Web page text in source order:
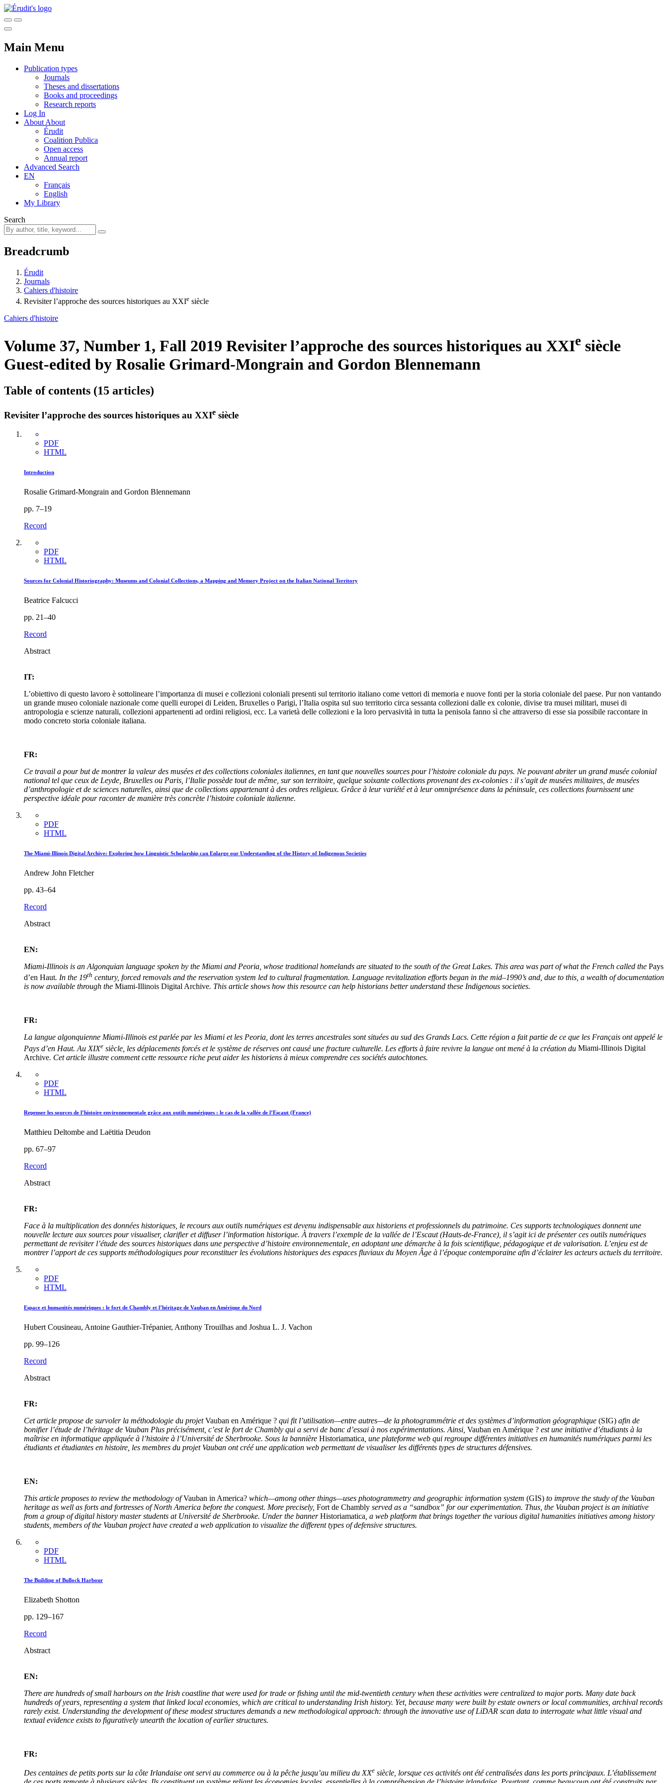
Main Menu
Publication types
Journals
Theses and dissertations
Books and proceedings
Research reports
Log In
About About
Érudit
Coalition Publica
Open access
Annual report
Advanced Search
EN
Français
English
My Library
Search
Breadcrumb
Érudit
Journals
Cahiers d'histoire
Revisiter l’approche des sources historiques au XXIe siècle
Cahiers d'histoire
Volume 37, Number 1, Fall 2019 Revisiter l’approche des sources historiques au XXIe siècle
Guest-edited by Rosalie Grimard-Mongrain and Gordon Blennemann
Table of contents (15 articles)
Revisiter l’approche des sources historiques au XXIe siècle
PDF
HTML
Introduction
Rosalie Grimard-Mongrain and Gordon Blennemann
pp. 7–19
Record
PDF
HTML
Sources for Colonial Historiography: Museums and Colonial Collections, a Mapping and Memory Project on the Italian National Territory
Beatrice Falcucci
pp. 21–40
Record
Abstract
IT:
L’obiettivo di questo lavoro è sottolineare l’importanza di musei e collezioni coloniali presenti sul territorio italiano come vettori di memoria e nuove fonti per la storia coloniale del paese. Pur non vantando
un grande museo coloniale nazionale come quelli europei di Leiden, Bruxelles o Parigi, l’Italia ospita sul suo territorio circa sessanta collezioni dalle ex colonie, divise tra musei militari, musei di
antropologia e scienze naturali, collezioni appartenenti ad ordini religiosi, ecc. La varietà delle collezioni e la loro pervasività in tutta la penisola fanno sì che attraverso di esse sia possibile raccontare in
modo concreto storia coloniale italiana.
FR:
Ce travail a pour but de montrer la valeur des musées et des collections coloniales italiennes, en tant que nouvelles sources pour l’histoire coloniale du pays. Ne pouvant abriter un grand musée colonial
national tel que ceux de Leyde, Bruxelles ou Paris, l’Italie possède tout de même, sur son territoire, quelque soixante collections provenant des ex-colonies : il s’agit de musées militaires, de musées
d’anthropologie et de sciences naturelles, ainsi que de collections appartenant à des ordres religieux. Grâce à leur variété et à leur omniprésence dans la péninsule, ces collections fournissent une
perspective idéale pour raconter de manière très concrète l’histoire coloniale italienne.
PDF
HTML
The Miami-Illinois Digital Archive: Exploring how Linguistic Scholarship can Enlarge our Understanding of the History of Indigenous Societies
Andrew John Fletcher
pp. 43–64
Record
Abstract
EN:
Miami-Illinois is an Algonquian language spoken by the Miami and Peoria, whose traditional homelands are situated to the south of the Great Lakes. This area was part of what the French called the Pays
d’en Haut. In the 19th century, forced removals and the reservation system led to cultural fragmentation. Language revitalization efforts began in the mid–1990’s and, due to this, a wealth of documentation
is now available through the Miami-Illinois Digital Archive. This article shows how this resource can help historians better understand these Indigenous societies.
FR:
La langue algonquienne Miami-Illinois est parlée par les Miami et les Peoria, dont les terres ancestrales sont situées au sud des Grands Lacs. Cette région a fait partie de ce que les Français ont appelé le
Pays d’en Haut. Au XIXe siècle, les déplacements forcés et le système de réserves ont causé une fracture culturelle. Les efforts à faire revivre la langue ont mené à la création du Miami-Illinois Digital
Archive. Cet article illustre comment cette ressource riche peut aider les historiens à mieux comprendre ces sociétés autochtones.
PDF
HTML
Repenser les sources de l’histoire environnementale grâce aux outils numériques : le cas de la vallée de l’Escaut (France)
Matthieu Deltombe and Laëtitia Deudon
pp. 67–97
Record
Abstract
FR:
Face à la multiplication des données historiques, le recours aux outils numériques est devenu indispensable aux historiens et professionnels du patrimoine. Ces supports technologiques donnent une
nouvelle lecture aux sources pour visualiser, clarifier et diffuser l’information historique. À travers l’exemple de la vallée de l’Escaut (Hauts-de-France), il s’agit ici de présenter ces outils numériques
permettant de revisiter l’étude des sources historiques dans une perspective d’histoire environnementale, en adoptant une démarche à la fois scientifique, pédagogique et de valorisation. L’enjeu est de
montrer l’apport de ces supports méthodologiques pour reconstituer les évolutions historiques des espaces fluviaux du Moyen Âge à l’époque contemporaine afin d’éclairer les acteurs actuels du territoire.
PDF
HTML
Espace et humanités numériques : le fort de Chambly et l’héritage de Vauban en Amérique du Nord
Hubert Cousineau, Antoine Gauthier-Trépanier, Anthony Trouilhas and Joshua L. J. Vachon
pp. 99–126
Record
Abstract
FR:
Cet article propose de survoler la méthodologie du projetVauban en Amérique ? qui fit l’utilisation—entre autres—de la photogrammétrie et des systèmes d’information géographique (SIG) afin de
bonifier l’étude de l’héritage de Vauban Plus précisément, c’est le fort de Chambly qui a servi de banc d’essai à nos expérimentations. Ainsi, Vauban en Amérique ? est une initiative d’étudiants à la
maîtrise en informatique appliquée à l’histoire à l’Université de Sherbrooke. Sous la bannière Historiamatica , une plateforme web qui regroupe différentes initiatives en humanités numériques parmi les
étudiants et étudiantes en histoire, les membres du projet Vauban ont créé une application web permettant de visualiser les différents types de structures défensives.
EN:
This article proposes to review the methodology ofVauban in America? which—among other things—uses photogrammetry and geographic information system (GIS) to improve the study of the Vauban
heritage as well as forts and fortresses of North America before the conquest. More precisely, Fort de Chambly served as a “sandbox” for our experimentation. Thus, the Vauban project is an initiative
from a group of digital history master students at Université de Sherbrooke. Under the bannerHistoriamatica , a web platform that brings together the various digital humanities initiatives among history
students, members of the Vauban project have created a web application to visualize the different types of defensive structures.
PDF
HTML
The Building of Bullock Harbour
Elizabeth Shotton
pp. 129–167
Record
Abstract
EN:
There are hundreds of small harbours on the Irish coastline that were used for trade or fishing until the mid-twentieth century when these activities were centralized to major ports. Many date back
hundreds of years, representing a system that linked local economies, which are critical to understanding Irish history. Yet, because many were built by estate owners or local communities, archival records
rarely exist. Understanding the development of these modest structures demands a new methodological approach: through the innovative use ofLiDAR scan data to interrogate what little visual and
textual evidence exists to figuratively unearth the location of earlier structures.
FR:
Des centaines de petits ports sur la côte Irlandaise ont servi au commerce ou à la pêche jusqu’au milieu du XXe siècle, lorsque ces activités ont été centralisées dans les ports principaux. L’établissement